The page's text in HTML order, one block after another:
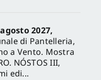
2027,
di Pantelleria,
a Vento. Mostra
NÓSTOS III,
edi...